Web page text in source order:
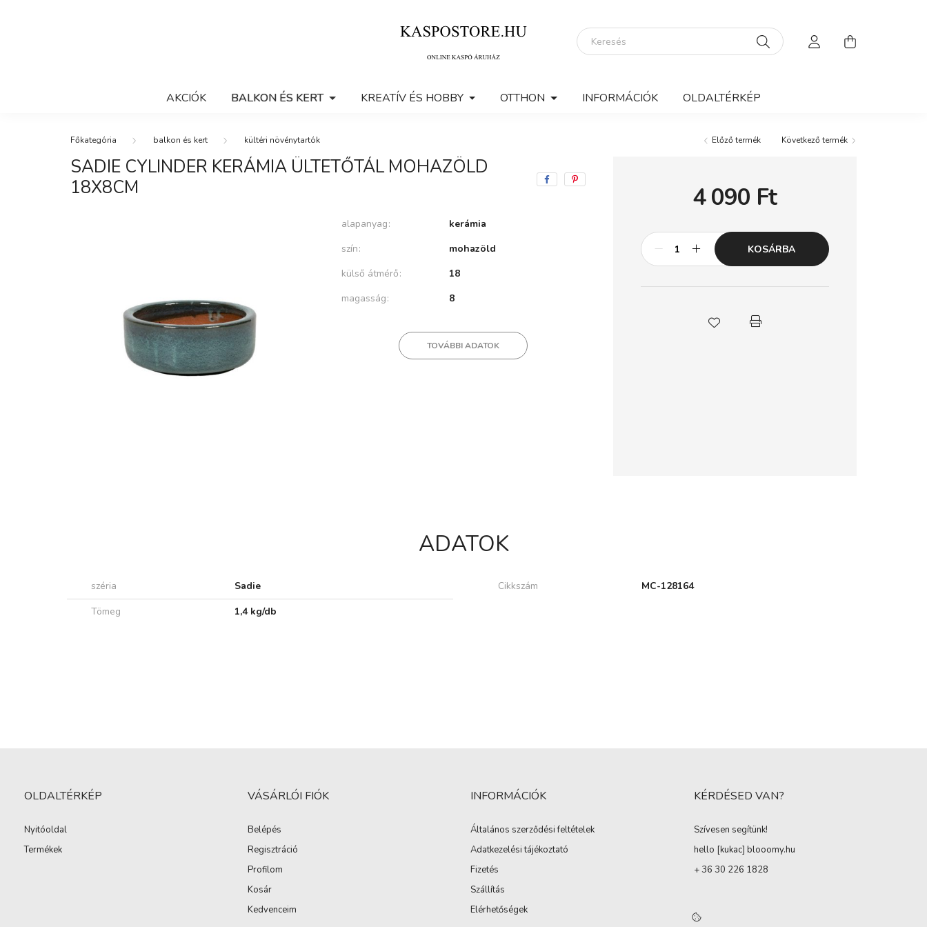
AKCIÓK BALKON ÉS KERT KREATÍV ÉS HOBBY OTTHON INFORMÁCIÓK OLDALTÉRKÉP
balkon és kert kültéri növénytartók Előző termék Következő termék
SADIE CYLINDER KERÁMIA ÜLTETŐTÁL MOHAZÖLD
18X8CM
alapanyag
kerámia
szín
mohazöld
külső átmérő
18
magasság
8
TOVÁBBI ADATOK
4 090 Ft
KOSÁRBA
ADATOK
széria Sadie Cikkszám
MC-128164
Tömeg
1,4 kg/db
OLDALTÉRKÉP
Nyitóoldal
Termékek
VÁSÁRLÓI FIÓK
Belépés
Regisztráció
Profilom
Kosár
Kedvenceim
INFORMÁCIÓK
Általános szerződési feltételek
Adatkezelési tájékoztató
Fizetés
Szállítás
Elérhetőségek
KÉRDÉSED VAN?
Szívesen segítünk!
hello [kukac] blooomy.hu
+ 36 30 226 1828